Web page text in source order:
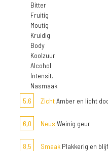
Bitter
Fruitig
Moutig
Kruidig
Body
Koolzuur
Alcohol
Intensit.
Nasmaak
5,6
ZichtAmber en licht
6,0 Neus Weinig geur
8,5 Smaak Plakkerig en